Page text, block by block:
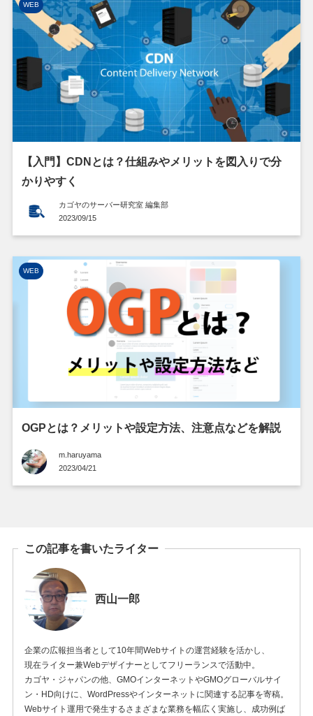
WEB
【入門】CDNとは？仕組みやメリットを図入りで分
かりやすく
カゴヤのサーバー研究室 編集部
2023/09/15
WEB
OGPとは？メリットや設定方法、注意点などを解説
m.haruyama
2023/04/21
この記事を書いたライター
西山一郎
企業の広報担当者として10年間Webサイトの運営経験を活かし、
現在ライター兼Webデザイナーとしてフリーランスで活動中。
カゴヤ・ジャパンの他、GMOインターネットやGMOグローバルサイ
ン・HD向けに、WordPressやインターネットに関連する記事を寄稿。
Webサイト運用で発生するさまざまな業務を幅広く実施し、成功例ば